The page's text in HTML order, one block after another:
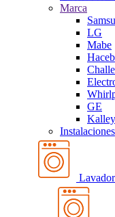
Marca
LG
Mabe
Haceb
GE
Kalley
Instalaciones